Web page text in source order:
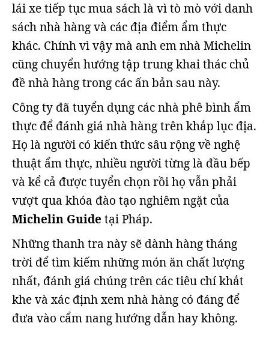
lái xe tiếp tục mua sách là vì tò mò với danh
sách nhà hàng và các địa điểm ẩm thực
khác. Chính vì vậy mà anh em nhà Michelin
cũng chuyển hướng tập trung khai thác chủ
đề nhà hàng trong các ấn bản sau này.
Công ty đã tuyển dụng các nhà phê bình ẩm
thực để đánh giá nhà hàng trên khắp lục địa.
Họ là người có kiến thức sâu rộng về nghệ
thuật ẩm thực, nhiều người từng là đầu bếp
và kể cả được tuyển chọn rồi họ vẫn phải
vượt qua khóa đào tạo nghiêm ngặt của
Michelin Guide tại Pháp.
Những thanh tra này sẽ dành hàng tháng
trời để tìm kiếm những món ăn chất lượng
nhất, đánh giá chúng trên các tiêu chí khắt
khe và xác định xem nhà hàng có đáng để
đưa vào cẩm nang hướng dẫn hay không.